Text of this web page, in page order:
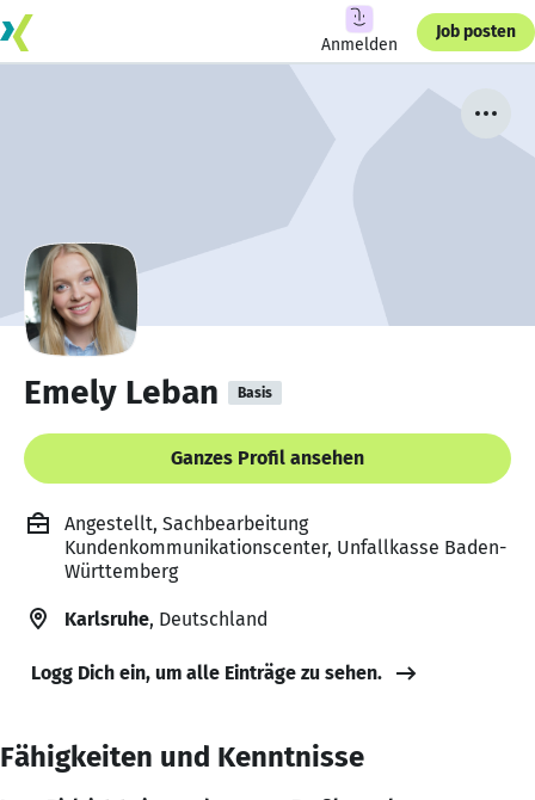
Anmelden
Job posten
Emely Leban Basis
Ganzes Profil ansehen
Angestellt, Sachbearbeitung
Kundenkommunikationscenter, Unfallkasse Baden-
Württemberg
Karlsruhe, Deutschland
Logg Dich ein, um alle Einträge zu sehen.
Fähigkeiten und Kenntnisse